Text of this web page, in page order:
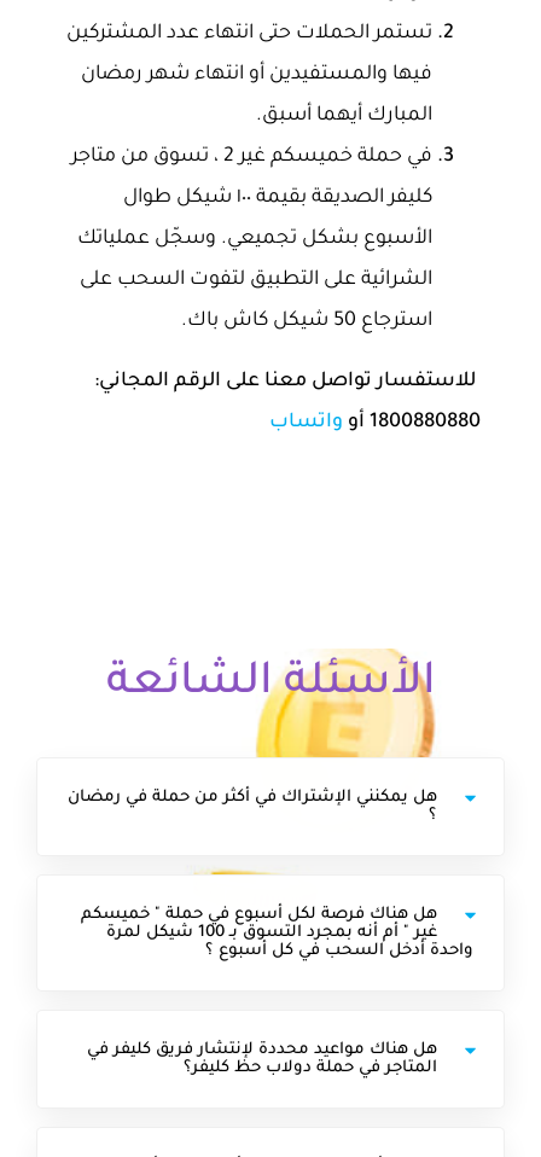
تستمر الحملات حتى انتهاء عدد المشتركين
فيها والمستفيدين أو انتهاء شهر رمضان
المبارك أيهما أسبق.
في حملة خميسكم غير 2 ، تسوق من متاجر
كليفر الصديقة بقيمة ١٠٠ شيكل طوال
الأسبوع بشكل تجميعي. وسجّل عملياتك
الشرائية على التطبيق لتفوت السحب على
استرجاع 50 شيكل كاش باك.
للاستفسار تواصل معنا على الرقم المجاني:
1800880880 أو
واتساب
الأسئلة الشائعة
هل يمكنني الإشتراك في أكثر من حملة في رمضان
؟
هل هناك فرصة لكل أسبوع في حملة " خميسكم
غير " أم أنه بمجرد التسوق بـ 100 شيكل لمرة
واحدة أدخل السحب في كل أسبوع ؟
هل هناك مواعيد محددة لإنتشار فريق كليفر في
المتاجر في حملة دولاب حظ كليفر؟